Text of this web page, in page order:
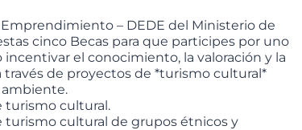
– DEDE del Ministerio de
cinco Becas para que participes por uno
el conocimiento, la valoración y la
través de proyectos de *turismo cultural*
turismo cultural.
turismo cultural de grupos étnicos y